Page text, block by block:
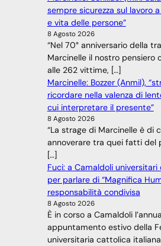
sempre sicurezza sul lavoro
e vita delle persone”
8 Agosto 2026
“Nel 70° anniversario della
Marcinelle il nostro pensiero
alle 262 vittime, […]
Marcinelle: Bozzer (Anmil),
ricordare nella valenza di
cui interpretare il presente”
8 Agosto 2026
“La strage di Marcinelle è di
annoverare tra quei fatti del
[…]
Fuci: a Camaldoli
per parlare di “Magnifica
responsabilità condivisa
8 Agosto 2026
È in corso a Camaldoli
appuntamento estivo della
universitaria cattolica